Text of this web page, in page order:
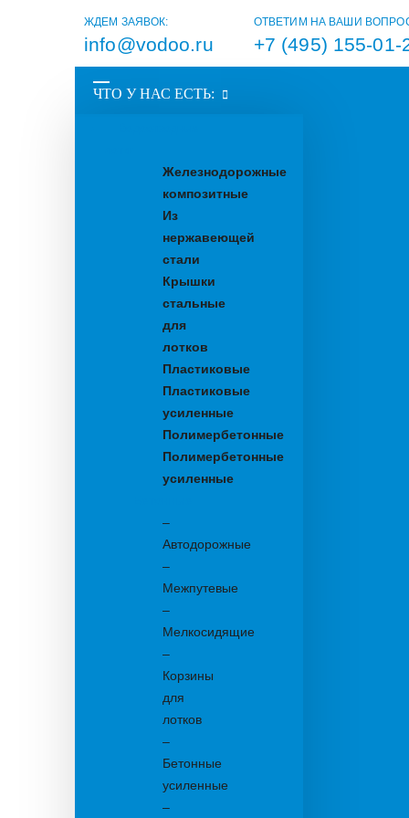
ЖДЕМ ЗАЯВОК:
info@vodoo.ru
ОТВЕТИМ НА ВАШИ
+7 (495) 155-01-
ЧТО У НАС ЕСТЬ:
Железнодорожные
композитные
Из
нержавеющей
стали
Крышки
стальные
для
лотков
Пластиковые
Пластиковые
усиленные
Полимербетонные
Полимербетонные
усиленные
–
Автодорожные
–
Межпутевые
–
Мелкосидящие
–
Корзины
для
лотков
–
Бетонные
усиленные
–